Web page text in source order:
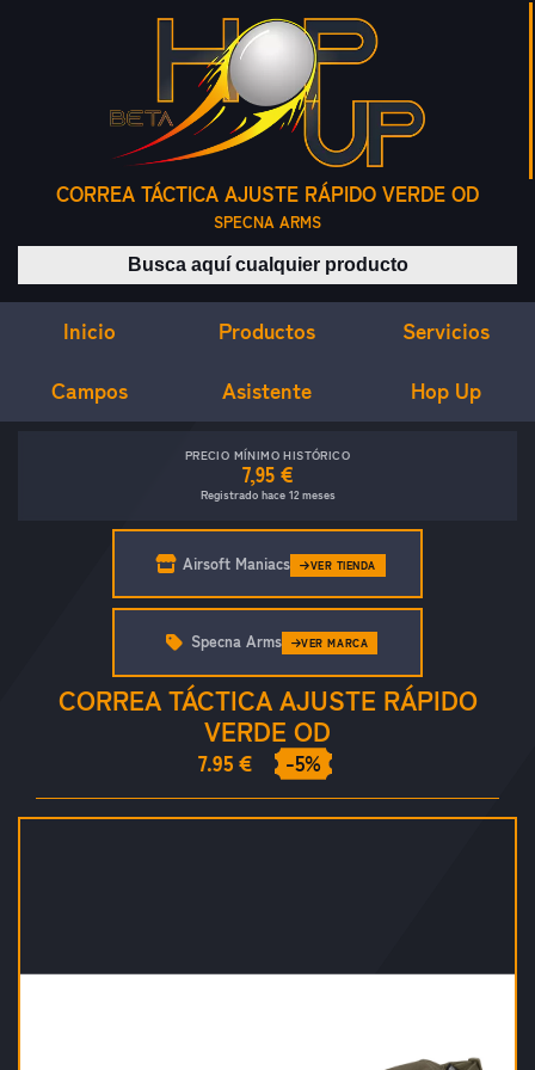
CORREA TÁCTICA AJUSTE RÁPIDO VERDE OD
SPECNA ARMS
Buscar productos
Inicio Productos Servicios
Campos Asistente Hop Up
PRECIO MÍNIMO HISTÓRICO
7,95 €
Registrado hace 12 meses
Airsoft Maniacs VER TIENDA
CORREA TÁCTICA AJUSTE RÁPIDO
VERDE OD
7.95 € -5%
Specna Arms VER MARCA